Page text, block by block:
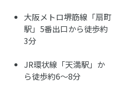
大阪メトロ堺筋線「扇町
駅」5番出口から徒歩約
3分
JR環状線「天満駅」か
ら徒歩約6〜8分